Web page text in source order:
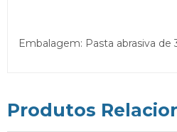
Embalagem: Pasta abrasiva de
Produtos